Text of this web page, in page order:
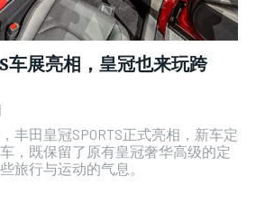
车展亮相，皇冠也来玩跨
丰田皇冠SPORTS正式亮相，新车定
，既保留了原有皇冠奢华高级的定
旅行与运动的气息。